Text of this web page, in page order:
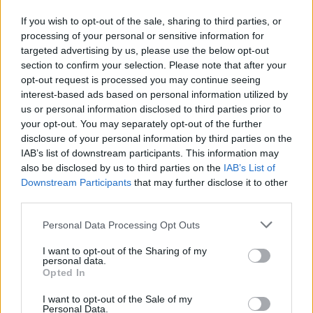
If you wish to opt-out of the sale, sharing to third parties, or
processing of your personal or sensitive information for
targeted advertising by us, please use the below opt-out
section to confirm your selection. Please note that after your
opt-out request is processed you may continue seeing
interest-based ads based on personal information utilized by
us or personal information disclosed to third parties prior to
your opt-out. You may separately opt-out of the further
disclosure of your personal information by third parties on the
IAB’s list of downstream participants. This information may
also be disclosed by us to third parties on the IAB’s List of
Downstream Participants that may further disclose it to other
Please note that this website/app uses one or more Google
not limited to your visit or usage behaviour. You may click to
grant or deny consent to Google and its third-party tags to
use your data for below specified purposes in below Google
consent section.
Personal Data Processing Opt Outs
I want to opt-out of the Sharing of my
personal data.
Opted In
I want to opt-out of the Sale of my
Personal Data.
Tanaka: Penge az új életem 5.
BBerni86•2025. december 23.
Fülszöveg: Fran és beszélő varázskardja, Mester egy